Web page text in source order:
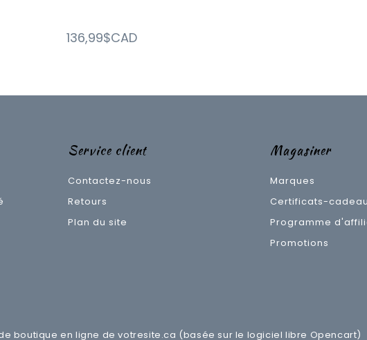
136,99$CAD
Service client
Contactez-nous
Retours
Plan du site
Magasiner
Marques
Certificats-
Programme
Promotions
boutique en ligne devotresite.ca (basée sur le logiciel libre Opencart)